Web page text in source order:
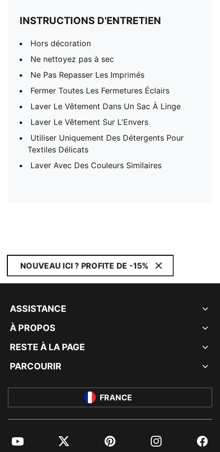
INSTRUCTIONS D'ENTRETIEN
Hors décoration
Ne nettoyez pas à sec
Ne Pas Repasser Les Imprimés
Fermer Toutes Les Fermetures Éclairs
Laver Le Vêtement Dans Un Sac À Linge
Laver Le Vêtement Sur L'Envers
Utiliser Uniquement Des Détergents Pour
Textiles Délicats
Laver Avec Des Couleurs Similaires
NOUVEAU ICI ? PROFITE DE -15%
ASSISTANCE
À PROPOS
RESTE À LA PAGE
PARCOURIR
FRANCE
YouTube Twitter Pinterest Instagram